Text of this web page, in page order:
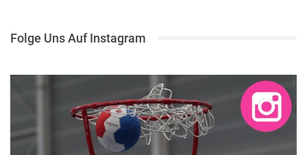
Folge Uns Auf Instagram